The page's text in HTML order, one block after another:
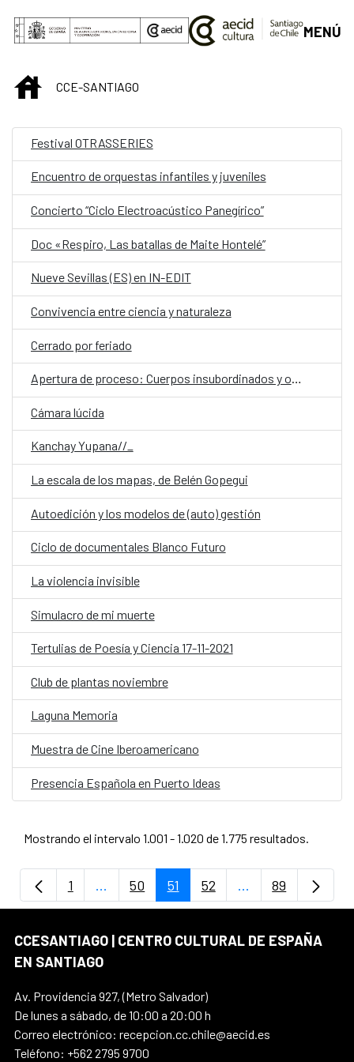
Saltar al contenido principal
MENÚ
INICIOCCE-SANTIAGO
Festival OTRASSERIES
Encuentro de orquestas infantiles y juveniles
Concierto “Ciclo Electroacústico Panegírico”
Doc «Respiro, Las batallas de Maite Hontelé”
Nueve Sevillas (ES) en IN-EDIT
Convivencia entre ciencia y naturaleza
Cerrado por feriado
Apertura de proceso: Cuerpos insubordinados y otros paisajes
Cámara lúcida
Kanchay Yupana//_
La escala de los mapas, de Belén Gopegui
Autoedición y los modelos de (auto) gestión
Ciclo de documentales Blanco Futuro
La violencia invisible
Simulacro de mi muerte
Tertulias de Poesía y Ciencia 17-11-2021
Club de plantas noviembre
Laguna Memoria
Muestra de Cine Iberoamericano
Presencia Española en Puerto Ideas
Mostrando el intervalo 1.001 - 1.020 de 1.775 resultados.
Página
1 ...Páginas intermedias Use TAB para
Página
50 Página
51 Página
52 ...PáginasPágina
89
CCESANTIAGO | CENTRO CULTURAL DE ESPAÑA
EN SANTIAGO
Av. Providencia 927, (Metro Salvador)
De lunes a sábado, de 10:00 a 20:00 h
Correo electrónico: recepcion.cc.chile@aecid.es
Teléfono: +562 2795 9700